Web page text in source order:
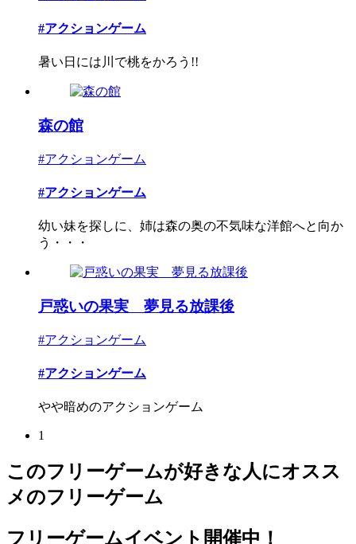
#アクションゲーム
暑い日には川で桃をかろう!!
森の館
#アクションゲーム
#アクションゲーム
幼い妹を探しに、姉は森の奥の不気味な洋館へと向か
う・・・
戸惑いの果実 夢見る放課後
#アクションゲーム
#アクションゲーム
やや暗めのアクションゲーム
1
このフリーゲームが好きな人にオスス
メのフリーゲーム
フリーゲームイベント開催中！